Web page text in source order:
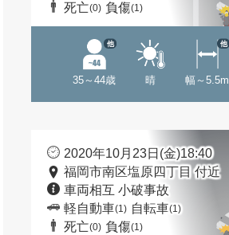
死亡(0) 負傷(1)
35～44歳
他
晴 幅～5.5m
他
2020年10月23日(金)18:40
福岡市南区塩原四丁目 付近
車両相互 小破事故
軽自動車(1) 自転車(1)
死亡(0) 負傷(1)